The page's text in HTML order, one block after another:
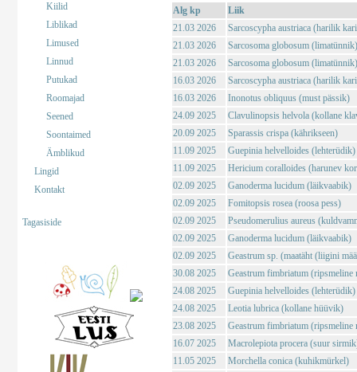
Kiilid
Liblikad
Limused
Linnud
Putukad
Roomajad
Seened
Soontaimed
Ämblikud
Lingid
Kontakt
Tagasiside
Alg kp
Liik
21.03 2026
Sarcoscypha austriaca (harilik
21.03 2026
Sarcosoma globosum (limatünnik)
21.03 2026
Sarcosoma globosum (limatünnik)
16.03 2026
Sarcoscypha austriaca (harilik
16.03 2026
Inonotus obliquus (must pässik)
24.09 2025
Clavulinopsis helvola (kollane
20.09 2025
Sparassis crispa (kährikseen)
11.09 2025
Guepinia helvelloides (lehterüdik)
11.09 2025
Hericium coralloides (harunev
02.09 2025
Ganoderma lucidum (läikvaabik)
02.09 2025
Fomitopsis rosea (roosa pess)
02.09 2025
Pseudomerulius aureus
02.09 2025
Ganoderma lucidum (läikvaabik)
02.09 2025
Geastrum sp. (maatäht (liigini
30.08 2025
Geastrum fimbriatum (ripsmeline
24.08 2025
Guepinia helvelloides (lehterüdik)
24.08 2025
Leotia lubrica (kollane hüüvik)
23.08 2025
Geastrum fimbriatum (ripsmeline
16.07 2025
Macrolepiota procera (suur
11.05 2025
Morchella conica (kuhikmürkel)